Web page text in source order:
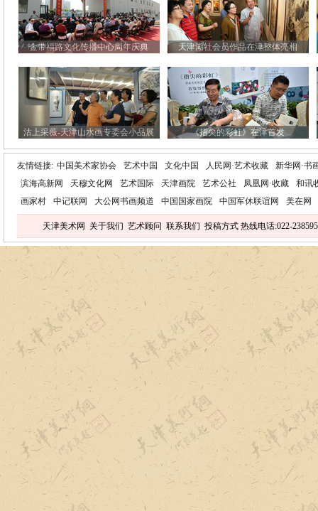
金带福路文化传播中心周年庆典 天津湖社会员作品在津整体亮相
沽上采薇-天津山水画专委会小品展 《指尖的彩虹》在津首发
友情链接: 中国美术家协会 艺术中国 文化中国 人民网·艺术收藏
新华网·书
滨海高新网
天穆文化网 艺术国际 天津画院 艺术公社 凤凰网·收藏
和讯
画家村
中记联网 大公网书画频道 中国国家画院 中国军休联谊网 美在网
天津美术网 关于我们 艺术顾问 联系我们 投稿方式 热线电话:022-